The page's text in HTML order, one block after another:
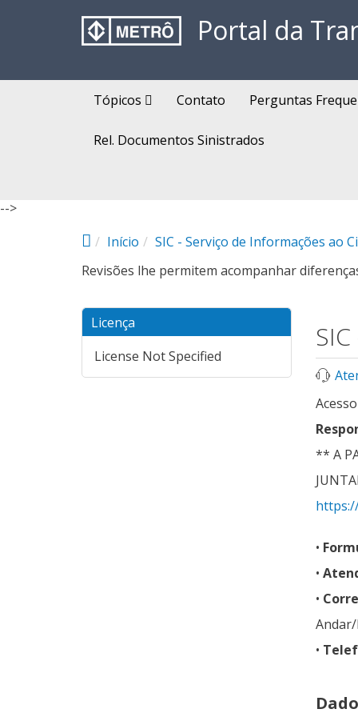
Portal da
Tópicos Contato Perguntas
Rel. Documentos Sinistrados
-->
Início
SIC - Serviço de Informações ao
Revisões lhe permitem acompanhar
Licença
License Not Specified
** A
•
•
•
Andar/
•